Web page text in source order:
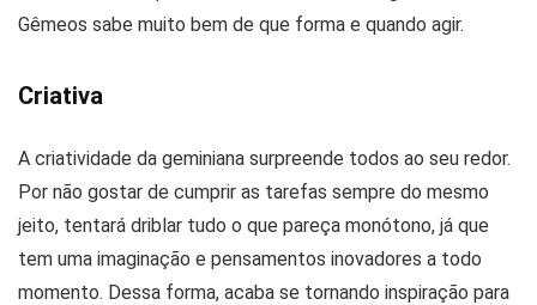
Gêmeos sabe muito bem de que forma e quando agir.
Criativa
A criatividade da geminiana surpreende todos ao seu redor.
Por não gostar de cumprir as tarefas sempre do mesmo
jeito, tentará driblar tudo o que pareça monótono, já que
tem uma imaginação e pensamentos inovadores a todo
momento. Dessa forma, acaba se tornando inspiração para